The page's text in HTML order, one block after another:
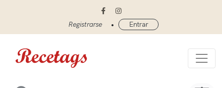
Registrarse • Entrar